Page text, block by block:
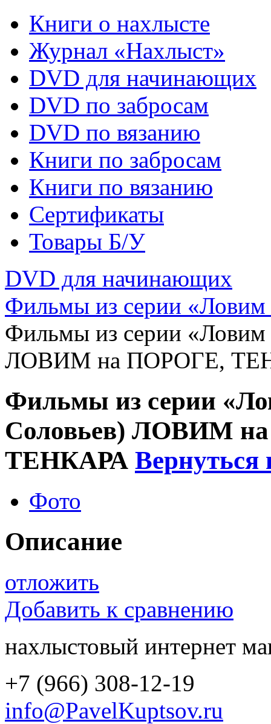
Книги о нахлысте
Журнал «Нахлыст»
DVD для начинающих
DVD по забросам
DVD по вязанию
Книги по забросам
Книги по вязанию
Cертификаты
Товары Б/У
DVD для начинающих
Фильмы из серии
Фильмы из серии
ЛОВИМ на ПОРОГЕ,
Фильмы из серии
Соловьев) ЛОВИМ
ТЕНКАРА Вернуться
Фото
Описание
отложить
Добавить к сравнению
нахлыстовый интернет
+7 (966) 308-12-19
info@PavelKuptsov.ru